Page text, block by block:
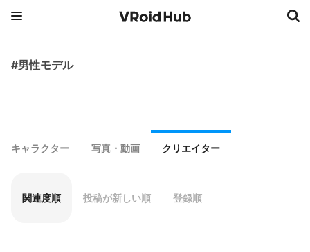
#男性モデル
キャラクター 写真・動画 クリエイター
関連度順 投稿が新しい順 登録順